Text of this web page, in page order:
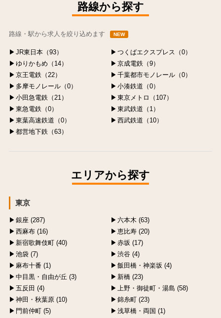
路線から探す
路線・駅から求人を絞り込めます NEW
JR東日本（93）
つくばエクスプレス（0）
ゆりかもめ（14）
京成電鉄（9）
京王電鉄（22）
千葉都市モノレール（0）
多摩モノレール（0）
小湊鉄道（0）
小田急電鉄（21）
東京メトロ（107）
東急電鉄（0）
東武鉄道（1）
東葉高速鉄道（0）
西武鉄道（10）
都営地下鉄（63）
エリアから探す
東京
銀座 (287)
六本木 (63)
西麻布 (16)
恵比寿 (20)
新宿歌舞伎町 (40)
赤坂 (17)
池袋 (7)
渋谷 (4)
麻布十番 (1)
飯田橋・神楽坂 (4)
中目黒・自由が丘 (3)
新橋 (23)
五反田 (4)
上野・御徒町・湯島 (58)
神田・秋葉原 (10)
錦糸町 (23)
門前仲町 (5)
浅草橋・両国 (1)